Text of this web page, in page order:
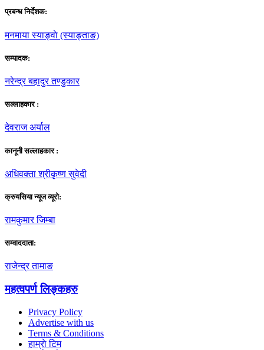
प्रबन्ध निर्देशक:
मनमाया स्याङ्वाे (स्याङ्ताङ)
सम्पादक:
नरेन्द्र बहादुर तण्डुकार
सल्लाहकार :
देवराज अर्याल
कानूनी सल्लाहकार :
अधिवक्ता श्रीकृष्ण सुवेदी
क्रुयसिया न्यूज व्यूराे:
रामकुमार जिम्बा
सम्वाददाता:
राजेन्द्र तामाङ
महत्वपर्ण लिङ्कहरु
Privacy Policy
Advertise with us
Terms & Conditions
हाम्राे टिम